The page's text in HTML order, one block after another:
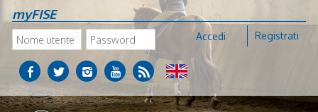
myFISE
Accedi Registrati